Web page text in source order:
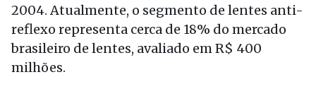
2004. Atualmente, o segmento de lentes anti-
reflexo representa cerca de 18% do mercado
brasileiro de lentes, avaliado em R$ 400
milhões.